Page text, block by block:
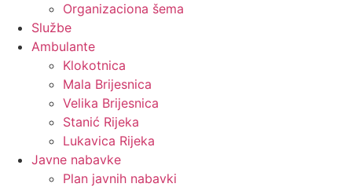
Organizaciona šema
Službe
Ambulante
Klokotnica
Mala Brijesnica
Velika Brijesnica
Stanić Rijeka
Lukavica Rijeka
Javne nabavke
Plan javnih nabavki